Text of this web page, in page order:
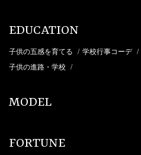
EDUCATION
子供の五感を育てる / 学校行事コーデ /
子供の進路・学校 /
MODEL
FORTUNE